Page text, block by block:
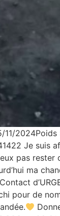
11/2024Poids
Je suis
pas rester
ma
Contact
pour de